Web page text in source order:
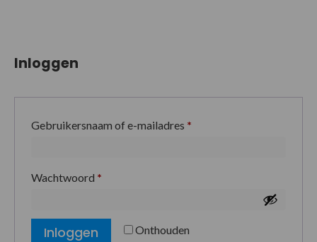
Inloggen
Gebruikersnaam of e-mailadres *
Wachtwoord *
Onthouden
Inloggen